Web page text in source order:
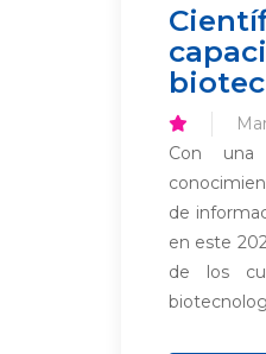
Con una
de
en este
de los